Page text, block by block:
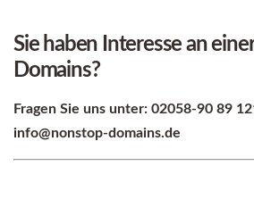
Sie haben Interesse an
Domains?
Fragen Sie uns unter: 02058-90 89
info@nonstop-domains.de